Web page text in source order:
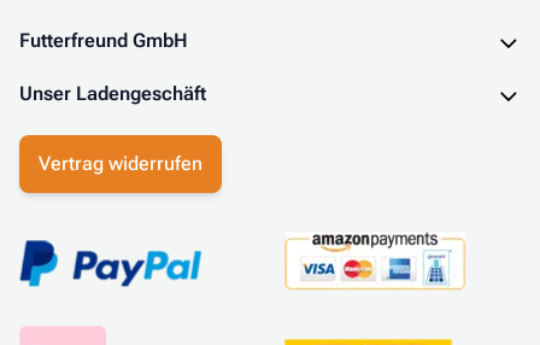
Futterfreund GmbH
Unser Ladengeschäft
Vertrag widerrufen